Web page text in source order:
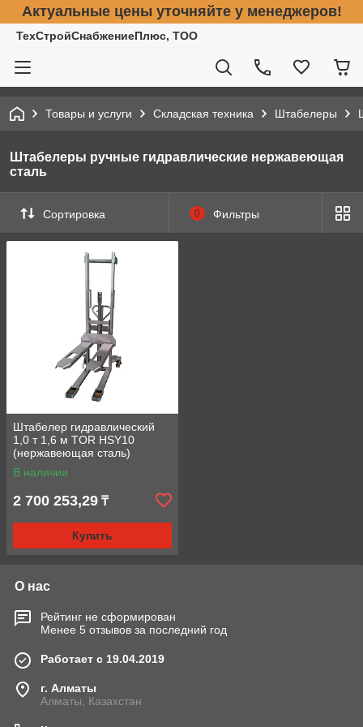
Актуальные цены уточняйте у менеджеров!
ТехСтройСнабжениеПлюс, ТОО
Товары и услуги Складская техника Штабелеры
Штабелеры ручные гидравлические нержавеющая
сталь
Сортировка 0 Фильтры
Штабелер гидравлический
1,0 т 1,6 м TOR HSY10
(нержавеющая сталь)
В наличии
2 700 253,29 ₸
Купить
О нас
Рейтинг не сформирован
Менее 5 отзывов за последний год
Работает с 19.04.2019
г. Алматы
Алматы, Казахстан